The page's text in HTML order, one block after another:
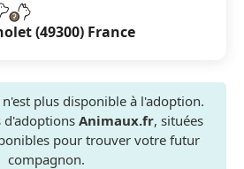
(49300) France
n'est plus disponible à l'adoption.
d'adoptions Animaux.fr, situées
pour trouver votre futur
compagnon.